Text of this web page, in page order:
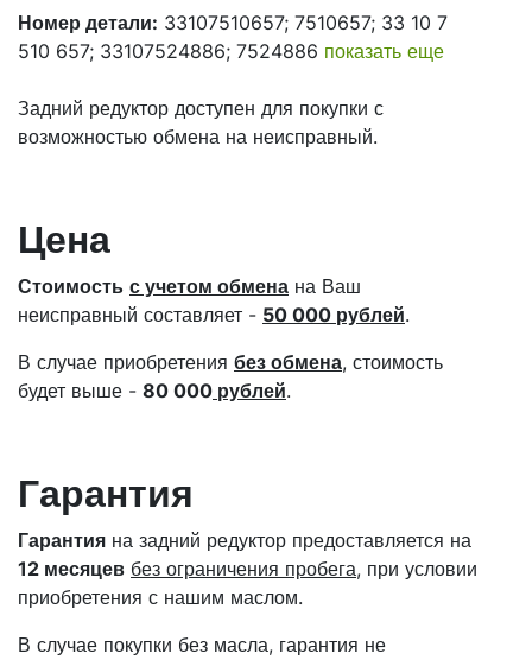
Номер детали: 33107510657; 7510657; 33 10 7
510 657; 33107524886; 7524886 показать еще
Задний редуктор доступен для покупки с
возможностью обмена на неисправный.
Цена
Стоимость с учетом обмена на Ваш
неисправный составляет - 50 000 рублей.
В случае приобретения без обмена, стоимость
будет выше - 80 000 рублей.
Гарантия
Гарантия на задний редуктор предоставляется на
12 месяцев без ограничения пробега, при условии
приобретения с нашим маслом.
В случае покупки без масла, гарантия не